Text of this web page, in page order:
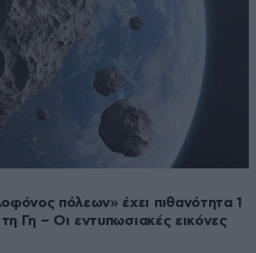
πόλεων» έχει πιθανότητα 1
Γη – Οι εντυπωσιακές εικόνες